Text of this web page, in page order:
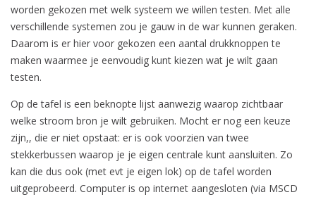
worden gekozen met welk systeem we willen testen. Met alle
verschillende systemen zou je gauw in de war kunnen geraken.
Daarom is er hier voor gekozen een aantal drukknoppen te
maken waarmee je eenvoudig kunt kiezen wat je wilt gaan
testen.
Op de tafel is een beknopte lijst aanwezig waarop zichtbaar
welke stroom bron je wilt gebruiken. Mocht er nog een keuze
zijn,, die er niet opstaat: er is ook voorzien van twee
stekkerbussen waarop je je eigen centrale kunt aansluiten. Zo
kan die dus ook (met evt je eigen lok) op de tafel worden
uitgeprobeerd. Computer is op internet aangesloten (via MSCD